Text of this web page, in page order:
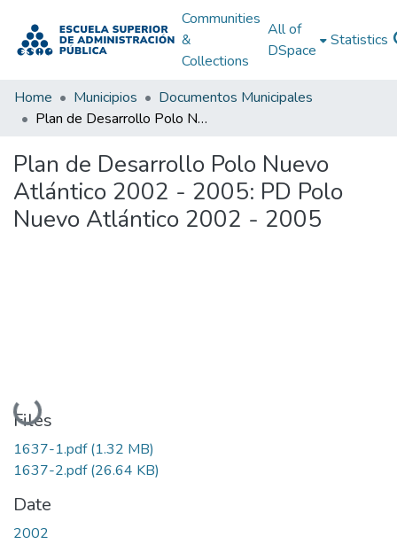
Communities
&
Collections
All of
DSpace
Statistics
Home Municipios
Documentos Municipales
Plan de Desarrollo Polo Nuevo Atlántico 2002 - 2005: PD Polo Nuevo Atlántico 2002 - 2005
Plan de Desarrollo Polo Nuevo
Atlántico 2002 - 2005: PD Polo
Nuevo Atlántico 2002 - 2005
Loading...
Files
1637-1.pdf(1.32 MB)
1637-2.pdf(26.64 KB)
Date
2002